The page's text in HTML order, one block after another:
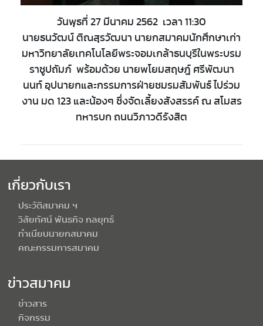
วันพุธที่ 27 มีนาคม 2562 เวลา 11:30
นายธนวัฒน์ ติณสุรวัฒนา นายกสมาคมนักศึกษาเก่า
มหาวิทยาลัยเทคโนโลยีพระจอมเกล้าธนบุรีในพระบรม
ราชูปถัมภ์ พร้อมด้วย นายพโยมสฤษฎ์ ศรีพัฒนา
นนท์ อุปนายกและกรรมการฝ่ายชมรมสัมพันธ์ ไปร่วม
งาน มด 123 และน้องๆ ซึ่งจัดเลี้ยงสังสรรค์ ณ สโมสร
ทหารบก ถนนวิภาวดีรังสิต
เกี่ยวกับเรา
ประวัติสมาคม ฯ
วิสัยทัศน์ พันธกิจ กลยุทธ์
ทำเนียบนายกสมาคม
คณะกรรมการสมาคม
ข่าวสมาคม
ข่าวสาร
กิจกรรม